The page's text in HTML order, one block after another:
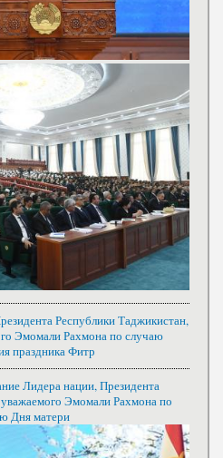
Республики Таджикистан,
Эмомали Рахмона по случаю
праздника Фитр
Лидера нации, Президента
Эмомали Рахмона по
Дня матери